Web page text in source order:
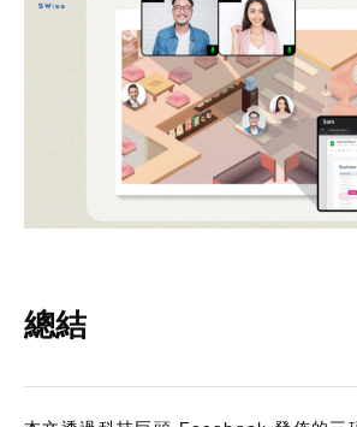
總結